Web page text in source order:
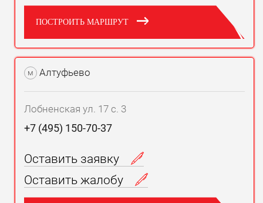
ПОСТРОИТЬ МАРШРУТ
м Алтуфьево
Лобненская ул. 17 с. 3
+7 (495) 150-70-37
Оставить заявку
Оставить жалобу